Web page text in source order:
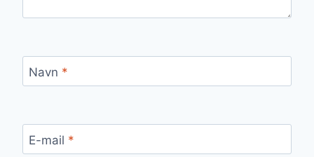
Navn *
E-mail *